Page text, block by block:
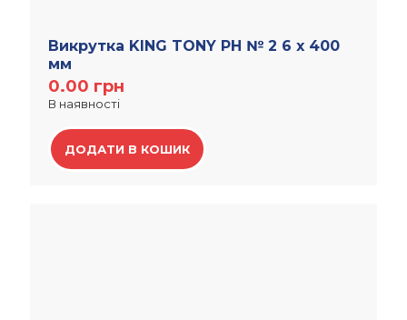
Викрутка KING TONY PH № 2 6 х 400
мм
0.00 грн
В наявності
ДОДАТИ В КОШИК